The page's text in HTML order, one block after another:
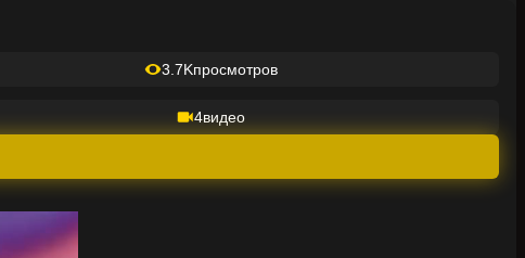
3.7Kпросмотров
4видео